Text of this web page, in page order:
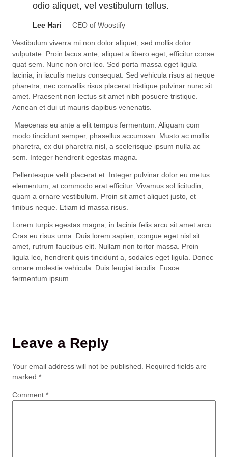
odio aliquet, vel vestibulum tellus.
Lee Hari — CEO of Woostify
Vestibulum viverra mi non dolor aliquet, sed mollis dolor
vulputate. Proin lacus ante, aliquet a libero eget, efficitur conse
quat sem. Nunc non orci leo. Sed porta massa eget ligula
lacinia, in iaculis metus consequat. Sed vehicula risus at neque
pharetra, nec convallis risus placerat tristique pulvinar nunc sit
amet. Praesent non lectus sit amet nibh posuere tristique.
Aenean et dui ut mauris dapibus venenatis.
Maecenas eu ante a elit tempus fermentum. Aliquam com
modo tincidunt semper, phasellus accumsan. Musto ac mollis
pharetra, ex dui pharetra nisl, a scelerisque ipsum nulla ac
sem. Integer hendrerit egestas magna.
Pellentesque velit placerat et. Integer pulvinar dolor eu metus
elementum, at commodo erat efficitur. Vivamus sol licitudin,
quam a ornare vestibulum. Proin sit amet aliquet justo, et
finibus neque. Etiam id massa risus.
Lorem turpis egestas magna, in lacinia felis arcu sit amet arcu.
Cras eu risus urna. Duis lorem sapien, congue eget nisl sit
amet, rutrum faucibus elit. Nullam non tortor massa. Proin
ligula leo, hendrerit quis tincidunt a, sodales eget ligula. Donec
ornare molestie vehicula. Duis feugiat iaculis. Fusce
fermentum ipsum.
Leave a Reply
Your email address will not be published.
Required fields are
marked *
Comment *